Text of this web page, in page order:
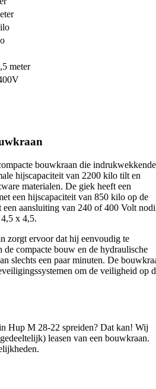
meter
bouwkraan die indrukwekkende
hijscapaciteit van 2200 kilo tilt en
materialen. De giek heeft een
een hijscapaciteit van 850 kilo op de
aansluiting van 240 of 400 Volt
x 4,5.
zorgt ervoor dat hij eenvoudig te
de compacte bouw en de hydraulische
slechts een paar minuten. De
om de veiligheid op
Hup M 28-22 spreiden? Dat kan! Wij
leasen van een bouwkraan.